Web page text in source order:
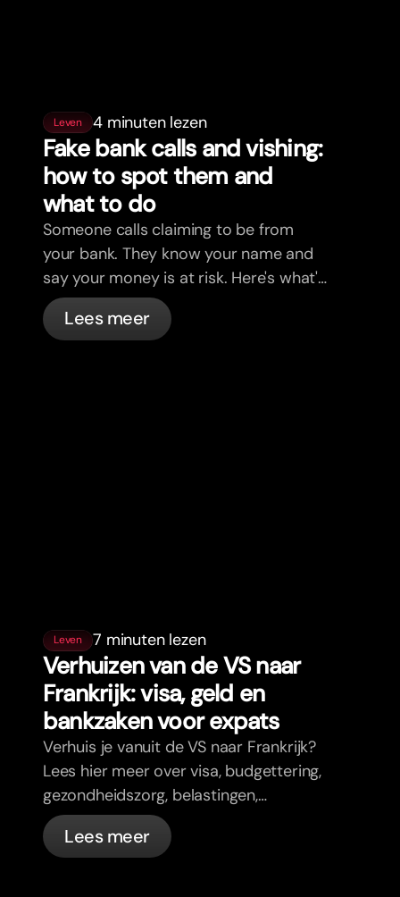
Leven 4 minuten lezen
Fake bank calls and vishing:
how to spot them and
what to do
Someone calls claiming to be from
your bank. They know your name and
say your money is at risk. Here's what's
actually happening, and what to do.
Lees meer
Leven 7 minuten lezen
Verhuizen van de VS naar
Frankrijk: visa, geld en
bankzaken voor expats
Verhuis je vanuit de VS naar Frankrijk?
Lees hier meer over visa, budgettering,
gezondheidszorg, belastingen,
verkeersregels en bankzaken voor
expats in Frankrijk met bunq.
Lees meer